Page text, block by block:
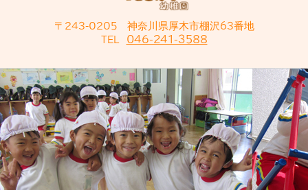
〒243-0205 神奈川県厚木市棚沢63番地
TEL 046-241-3588